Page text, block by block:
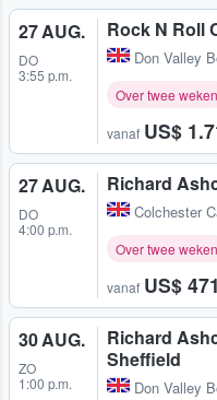
27 AUG.
DO
3:55 p.m.
Rock N Roll
Don Valley
Over twee weken
vanaf US$
27 AUG.
DO
4:00 p.m.
Richard
Colchester
Over twee weken
vanaf US$ 471
30 AUG.
ZO
1:00 p.m.
Richard
Sheffield
Don Valley